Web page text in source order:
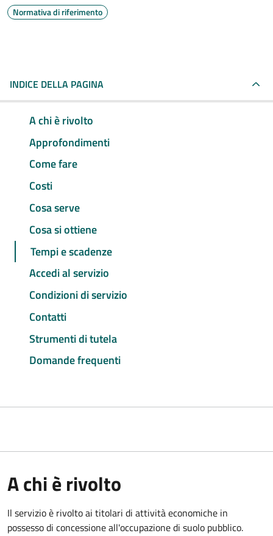
Normativa di riferimento
INDICE DELLA PAGINA
A chi è rivolto
Approfondimenti
Come fare
Costi
Cosa serve
Cosa si ottiene
Tempi e scadenze
Accedi al servizio
Condizioni di servizio
Contatti
Strumenti di tutela
Domande frequenti
A chi è rivolto
Il servizio è rivolto ai titolari di attività economiche in
possesso di concessione all'occupazione di suolo pubblico.